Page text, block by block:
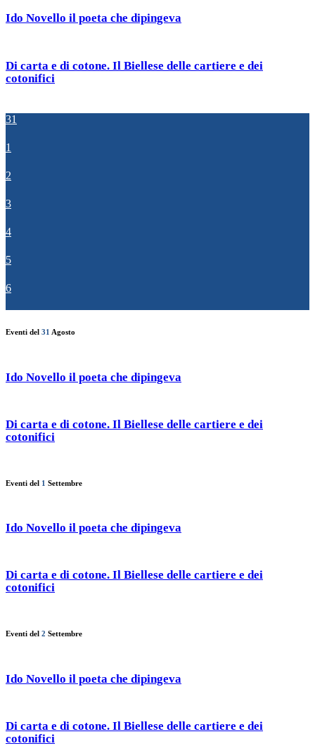
Ido Novello il poeta che dipingeva
Di carta e di cotone. Il Biellese delle cartiere e dei
cotonifici
31
1
2
3
4
5
6
Eventi del 31 Agosto
Ido Novello il poeta che dipingeva
Di carta e di cotone. Il Biellese delle cartiere e dei
cotonifici
Eventi del 1 Settembre
Ido Novello il poeta che dipingeva
Di carta e di cotone. Il Biellese delle cartiere e dei
cotonifici
Eventi del 2 Settembre
Ido Novello il poeta che dipingeva
Di carta e di cotone. Il Biellese delle cartiere e dei
cotonifici